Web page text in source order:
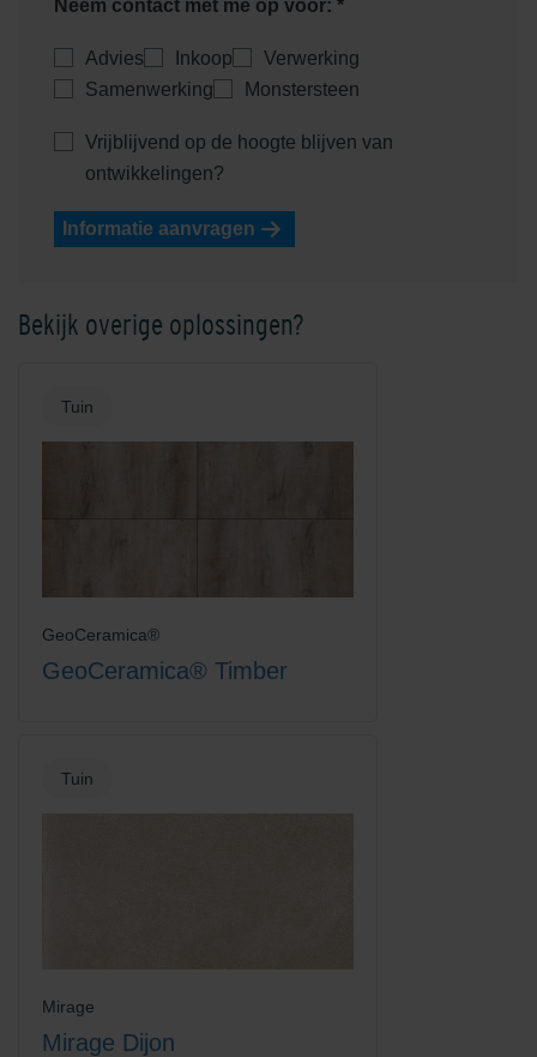
Neem contact met me op voor: *
Advies Inkoop
Verwerking
Samenwerking
Monstersteen
Vrijblijvend op de hoogte blijven van
ontwikkelingen?
Informatie aanvragen
Bekijk overige oplossingen?
Tuin
GeoCeramica®
GeoCeramica® Timber
Tuin
Mirage
Mirage Dijon